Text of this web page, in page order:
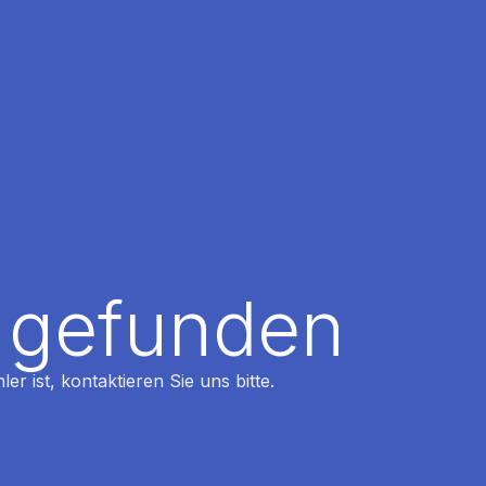
ist, kontaktieren Sie uns bitte.